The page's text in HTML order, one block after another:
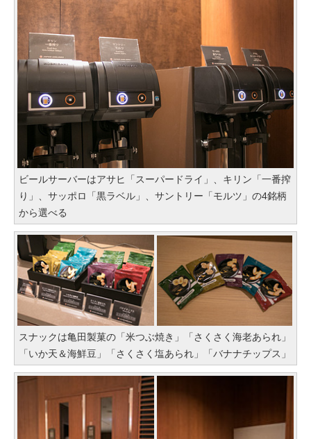
ビールサーバーはアサヒ「スーパードライ」、キリン「一番搾
り」、サッポロ「黒ラベル」、サントリー「モルツ」の4銘柄
から選べる
スナックは亀田製菓の「米つぶ焼き」「さくさく海老あられ」
「いか天＆海鮮豆」「さくさく塩あられ」「バナナチップス」